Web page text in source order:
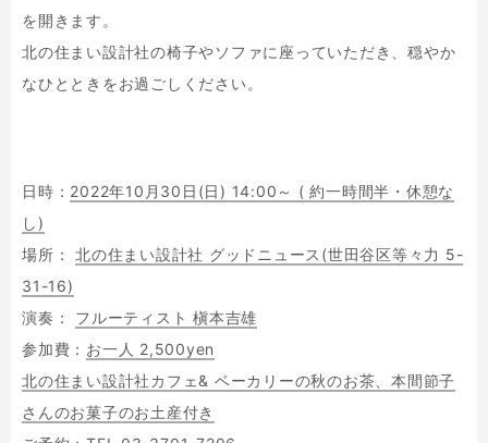
を開きます。
北の住まい設計社の椅子やソファに座っていただき、穏やか
なひとときをお過ごしください。
日時： 2022年10月30日(日) 14:00～ ( 約一時間半・休憩な
し)
場所： 北の住まい設計社 グッドニュース(世田谷区等々力 5-
31-16)
演奏： フルーティスト 槇本吉雄
参加費： お一人 2,500yen
北の住まい設計社カフェ& ベーカリーの秋のお茶、本間節子
さんのお菓子のお土産付き